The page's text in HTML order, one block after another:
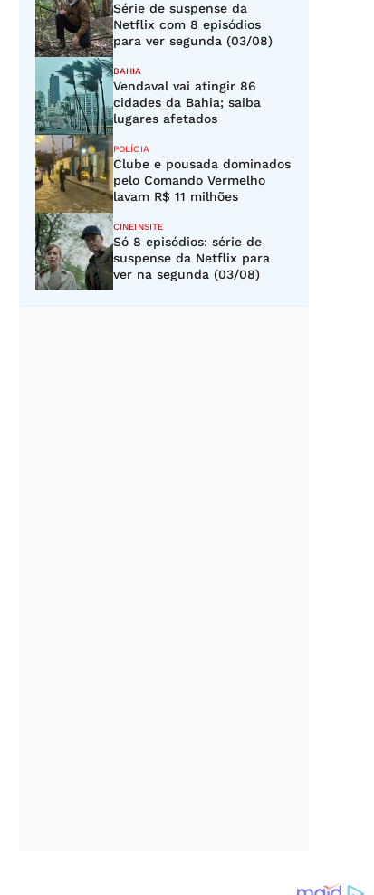
Série de suspense da
Netflix com 8 episódios
para ver segunda (03/08)
BAHIA
Vendaval vai atingir 86
cidades da Bahia; saiba
lugares afetados
POLÍCIA
Clube e pousada dominados
pelo Comando Vermelho
lavam R$ 11 milhões
CINEINSITE
Só 8 episódios: série de
suspense da Netflix para
ver na segunda (03/08)